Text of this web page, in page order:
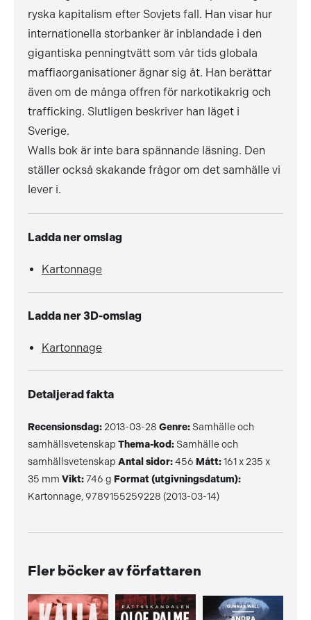
ryska kapitalism efter Sovjets fall. Han visar hur
internationella storbanker är inblandade i den
gigantiska penningtvätt som vår tids globala
maffiaorganisationer ägnar sig åt. Han berättar
även om de många offren för narkotikakrig och
trafficking. Slutligen beskriver han läget i
Sverige.
Walls bok är inte bara spännande läsning. Den
ställer också skakande frågor om det samhälle vi
lever i.
Ladda ner omslag
Kartonnage
Ladda ner 3D-omslag
Kartonnage
Detaljerad fakta
Recensionsdag: 2013-03-28 Genre: Samhälle och
samhällsvetenskap Thema-kod: Samhälle och
samhällsvetenskap Antal sidor:456 Mått:161 x 235 x
35 mm Vikt:746 g Format (utgivningsdatum):
Kartonnage, 9789155259228 (2013-03-14)
Fler böcker av författaren